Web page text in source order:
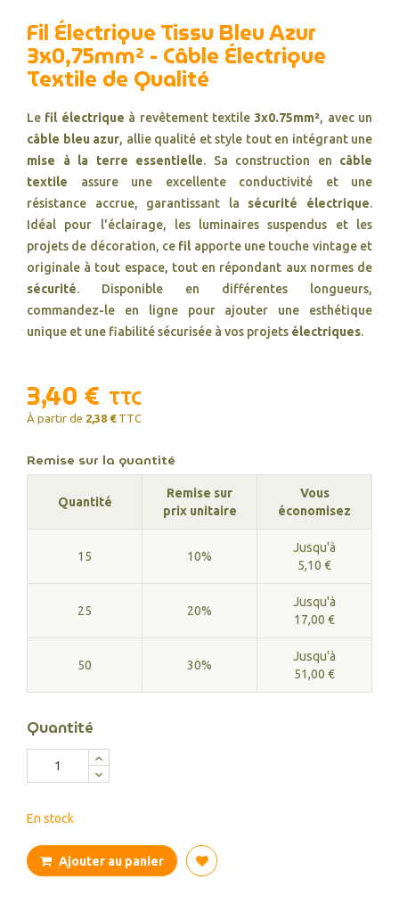
Fil Électrique Tissu Bleu Azur
3x0,75mm² - Câble Électrique
Textile de Qualité
Le fil électrique à revêtement textile 3x0.75mm², avec un
câble bleu azur, allie qualité et style tout en intégrant une
mise à la terre essentielle. Sa construction en câble
textile assure une excellente conductivité et une
résistance accrue, garantissant la sécurité électrique.
Idéal pour l'éclairage, les luminaires suspendus et les
projets de décoration, ce filapporte une touche vintage et
originale à tout espace, tout en répondant aux normes de
sécurité. Disponible en différentes longueurs,
commandez-le en ligne pour ajouter une esthétique
unique et une fiabilité sécurisée à vos projets électriques.
3,40 € TTC
À partir de 2,38 € TTC
Remise sur la quantité
Quantité
Remise sur
prix unitaire
Vous
économisez
15 10%
Jusqu'à
5,10 €
25 20%
Jusqu'à
17,00 €
50 30%
Jusqu'à
51,00 €
Quantité
En stock
Ajouter au panier